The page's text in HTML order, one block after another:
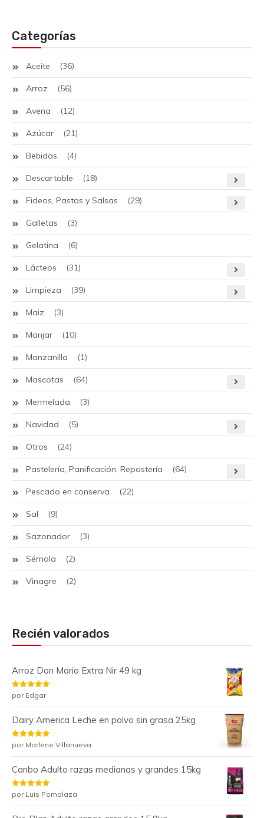
Categorías
Aceite (36)
Arroz (56)
Avena (12)
Azúcar (21)
Bebidas (4)
Descartable (18)
Fideos, Pastas y Salsas (29)
Galletas (3)
Gelatina (6)
Lácteos (31)
Limpieza (39)
Maiz (3)
Manjar (10)
Manzanilla (1)
Mascotas (64)
Mermelada (3)
Navidad (5)
Otros (24)
Pastelería, Panificación, Repostería (64)
Pescado en conserva (22)
Sal (9)
Sazonador (3)
Sémola (2)
Vinagre (2)
Recién valorados
Arroz Don Mario Extra Nir 49 kg
Valorado
con
de 5
por Edgar
Dairy America Leche en polvo sin grasa 25kg
Valorado
con
por Marlene Villanueva
Canbo Adulto razas medianas y grandes 15kg
Valorado
con
por Luis Pomalaza